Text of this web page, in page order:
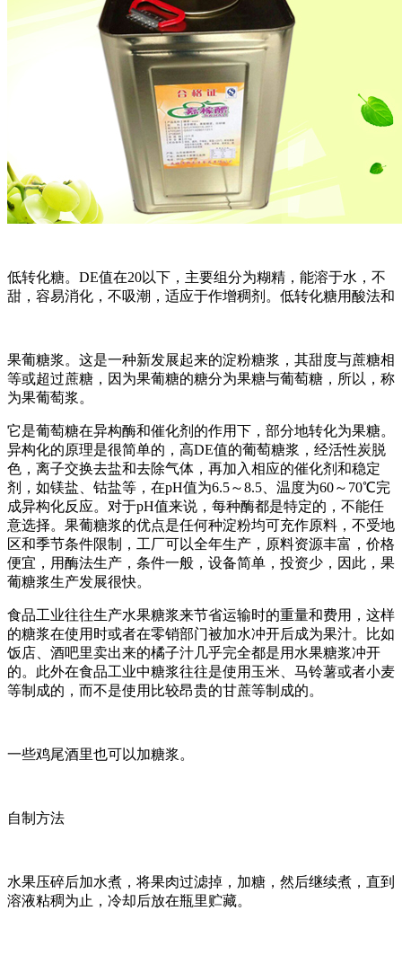
低转化糖。DE值在20以下，主要组分为糊精，能溶于水，不
甜，容易消化，不吸潮，适应于作增稠剂。低转化糖用酸法和
果葡糖浆。这是一种新发展起来的淀粉糖浆，其甜度与蔗糖相
等或超过蔗糖，因为果葡糖的糖分为果糖与葡萄糖，所以，称
为果葡萄浆。
它是葡萄糖在异构酶和催化剂的作用下，部分地转化为果糖。
异构化的原理是很简单的，高DE值的葡萄糖浆，经活性炭脱
色，离子交换去盐和去除气体，再加入相应的催化剂和稳定
剂，如镁盐、钴盐等，在pH值为6.5～8.5、温度为60～70℃完
成异构化反应。对于pH值来说，每种酶都是特定的，不能任
意选择。果葡糖浆的优点是任何种淀粉均可充作原料，不受地
区和季节条件限制，工厂可以全年生产，原料资源丰富，价格
便宜，用酶法生产，条件一般，设备简单，投资少，因此，果
葡糖浆生产发展很快。
食品工业往往生产水果糖浆来节省运输时的重量和费用，这样
的糖浆在使用时或者在零销部门被加水冲开后成为果汁。比如
饭店、酒吧里卖出来的橘子汁几乎完全都是用水果糖浆冲开
的。此外在食品工业中糖浆往往是使用玉米、马铃薯或者小麦
等制成的，而不是使用比较昂贵的甘蔗等制成的。
一些鸡尾酒里也可以加糖浆。
自制方法
水果压碎后加水煮，将果肉过滤掉，加糖，然后继续煮，直到
溶液粘稠为止，冷却后放在瓶里贮藏。